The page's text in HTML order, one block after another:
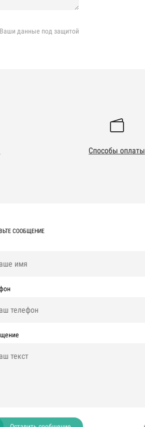
Ваши данные под защитой
Способы оплаты
СООБЩЕНИЕ